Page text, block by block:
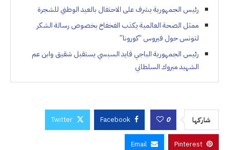
رئيس الجمهورية يشرف على الاحتفال بالعيد الوطني للشجرة
ممثل الصحة العالمية يكذب الفخفاخ بخصوص رسالة الشكر
لتونس حول فيروس “كورونا”
رئيس الجمهورية الباجي قايد السبسي يستقبل شقيق وابن عم
الشهيد مبروك السلطاني
شاركها 0
Facebook
Twitter
Pinterest
Email